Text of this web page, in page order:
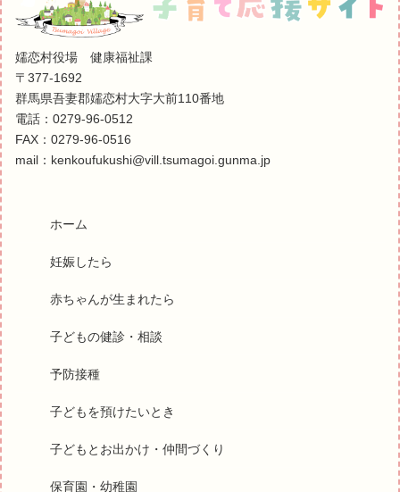
嬬恋村役場 健康福祉課
〒377-1692
群馬県吾妻郡嬬恋村大字大前110番地
電話：0279-96-0512
FAX：0279-96-0516
mail：kenkoufukushi@vill.tsumagoi.gunma.jp
ホーム
妊娠したら
赤ちゃんが生まれたら
子どもの健診・相談
予防接種
子どもを預けたいとき
子どもとお出かけ・仲間づくり
保育園・幼稚園